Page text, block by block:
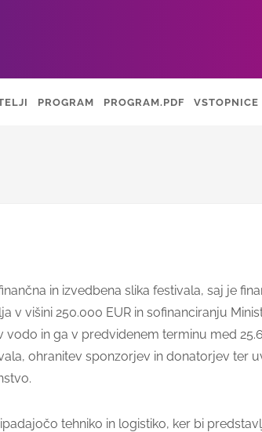
PROGRAM PROGRAM.PDF VSTOPNICE
in izvedbena slika festivala, saj je
višini 250.000 EUR in sofinanciranju
in ga v predvidenem terminu med
ohranitev sponzorjev in donatorjev ter
tehniko in logistiko, ker bi